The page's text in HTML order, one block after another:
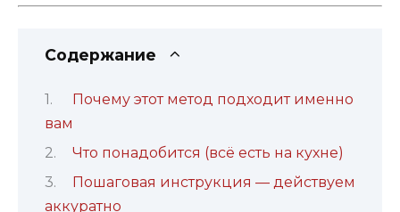
Содержание
Почему этот метод подходит именно
вам
Что понадобится (всё есть на кухне)
Пошаговая инструкция — действуем
аккуратно